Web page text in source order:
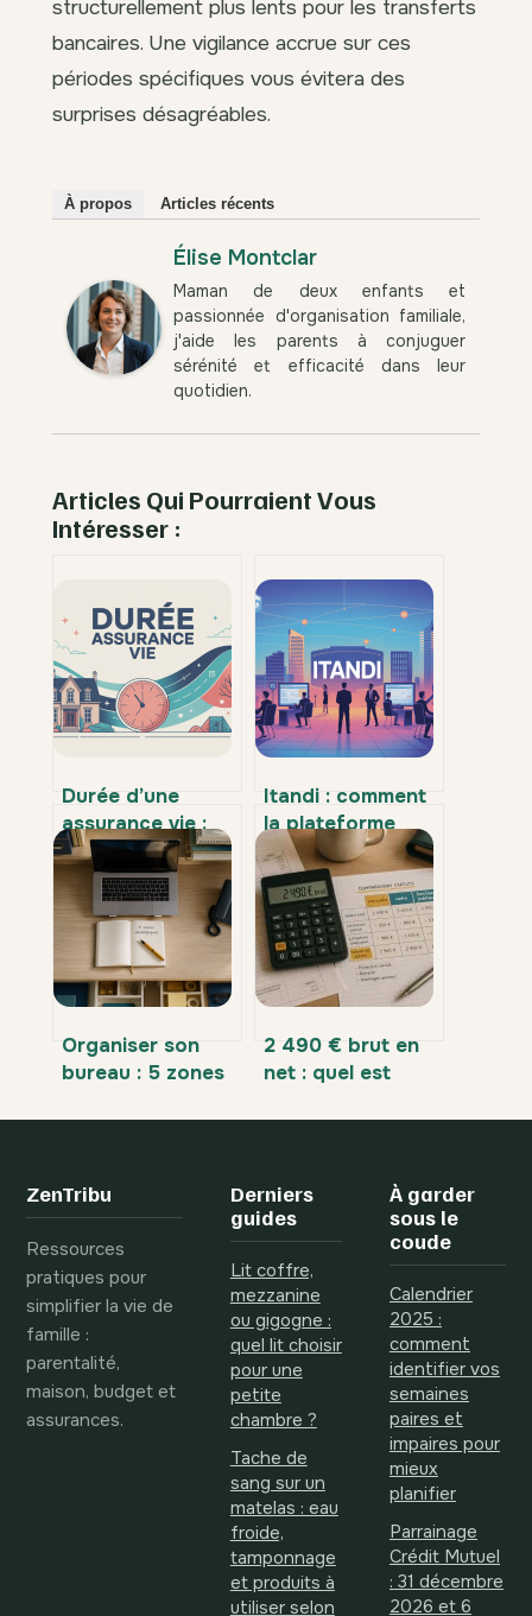
structurellement plus lents pour les transferts
bancaires. Une vigilance accrue sur ces
périodes spécifiques vous évitera des
surprises désagréables.
À propos Articles récents
Élise Montclar
Maman de deux enfants et
passionnée d'organisation familiale,
j'aide les parents à conjuguer
sérénité et efficacité dans leur
quotidien.
Articles Qui Pourraient Vous
Intéresser :
Durée d’une
assurance vie :
combien de
temps et quel
intérêt pour vous
Itandi : comment
la plateforme
bouscule
l’assurance et le
courtage en ligne
Organiser son
bureau : 5 zones
pour gagner 15 %
2 490 € brut en
net : quel est
après cotisations
ZenTribu
Ressources
pratiques pour
simplifier la vie de
famille :
parentalité,
maison, budget et
assurances.
Derniers
guides
Lit coffre,
mezzanine
ou gigogne :
quel lit choisir
pour une
petite
chambre ?
Tache de
sang sur un
matelas : eau
froide,
tamponnage
et produits à
utiliser selon
À garder
sous le
coude
Calendrier
2025 :
comment
identifier vos
semaines
paires et
impaires pour
mieux
planifier
Parrainage
Crédit Mutuel
: 31 décembre
2026 et 6